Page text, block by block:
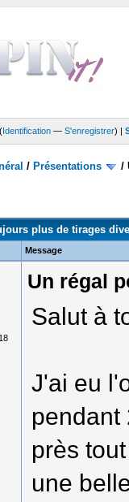
Identification —S'enregistrer) |
/ Présentations /
plus de tirages
Message
Un régal
Salut à
J'ai eu
pendant
près
une